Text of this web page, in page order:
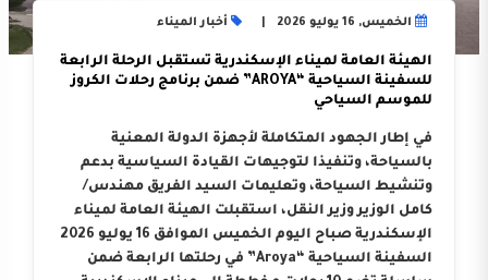
الخميس, 16 يوليو 2026 أخبار الميناء
الهيئة العامة لميناء الإسكندرية تستقبل الرحلة الرابعة
للسفينة السياحية “AROYA” ضمن برنامج رحلات الكروز
للموسم السياحي
في إطار الجهود المتكاملة لأجهزة الدولة المعنية
بالسياحة، وتنفيذا لتوجيهات القيادة السياسية بدعم
وتنشيط السياحة، وتعليمات السيد الفريق مهندس/
كامل الوزير وزير النقل، استقبلت الهيئة العامة لميناء
الإسكندرية صباح اليوم الخميس الموافق 16 يوليو 2026
السفينة السياحية “Aroya” في رحلتها الرابعة ضمن